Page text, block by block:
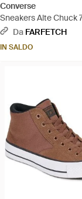
Converse
Sneakers Alte Chuck
RosaDa FARFETCH
IN SALDO